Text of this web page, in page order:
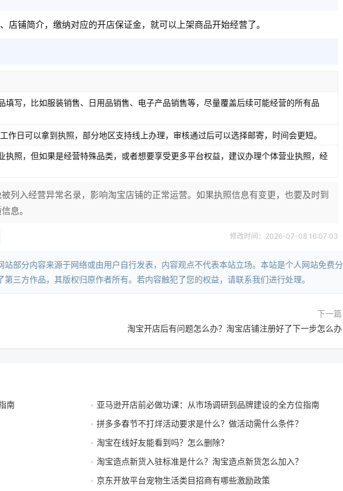
铺简介，缴纳对应的开店保证金，就可以上架商品开始经营了。
填写，比如服装销售、日用品销售、电子产品销售等，尽量覆盖后续可能经营的所有品
作日可以拿到执照，部分地区支持线上办理，审核通过后可以选择邮寄，时间会更短。
执照，但如果是经营特殊品类，或者想要享受更多平台权益，建议办理个体营业执照，经
列入经营异常名录，影响淘宝店铺的正常运营。如果执照信息有变更，也要及时到
息。
修改时间：2026-07-08 16:07:03
部分内容来源于网络或由用户自行发表，内容观点不代表本站立场。本站是个人网站免费分
三方作品，其版权归原作者所有。若内容触犯了您的权益，请联系我们进行处理。
下一篇
淘宝开店后有问题怎么办？淘宝店铺注册好了下一步怎么办
南
亚马逊开店前必做功课：从市场调研到品牌建设的全方位指南
拼多多春节不打烊活动要求是什么？做活动需什么条件？
淘宝在线好友能看到吗？怎么删除？
淘宝造点新货入驻标准是什么？淘宝造点新货怎么加入？
京东开放平台宠物生活类目招商有哪些激励政策